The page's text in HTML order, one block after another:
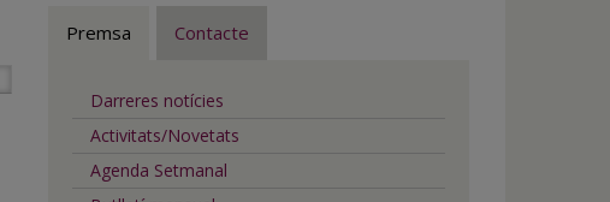
Premsa Contacte
Darreres notícies
Activitats/Novetats
Agenda Setmanal